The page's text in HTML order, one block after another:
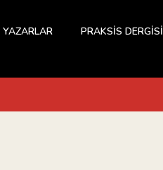
YAZARLAR PRAKSİS DERGİSİ